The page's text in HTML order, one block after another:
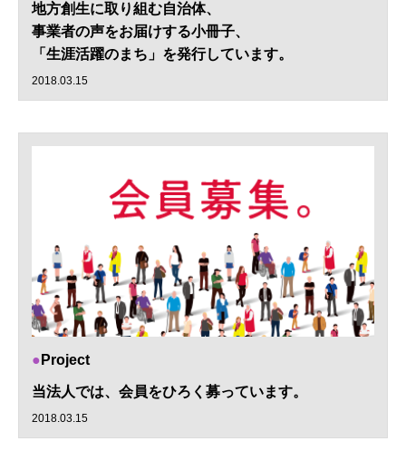
地方創生に取り組む自治体、
事業者の声をお届けする小冊子、
「生涯活躍のまち」を発行しています。
2018.03.15
Project
当法人では、会員をひろく募っています。
2018.03.15